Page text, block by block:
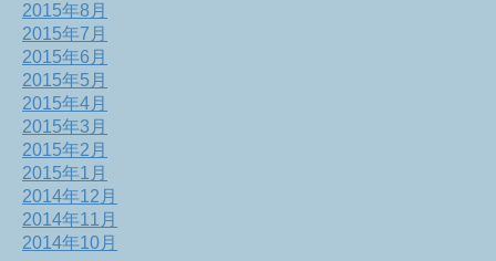
2015年8月
2015年7月
2015年6月
2015年5月
2015年4月
2015年3月
2015年2月
2015年1月
2014年12月
2014年11月
2014年10月